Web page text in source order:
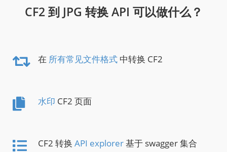
CF2 到 JPG 转换 API 可以做什么？
在 所有常见文件格式 中转换 CF2
水印 CF2 页面
CF2 转换 API explorer基于 swagger 集合